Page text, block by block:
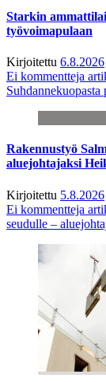
Starkin
työvoimapulaan
Kirjoitettu 6.8.2026
Ei kommentteja
Rakennustyö
aluejohtajaksi
Kirjoitettu 5.8.2026
Ei kommentteja
seudulle –